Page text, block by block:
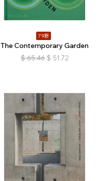
79折
The Contemporary Garden
$ 65.46 $ 51.72